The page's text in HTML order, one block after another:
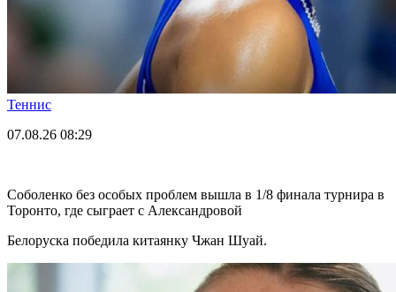
Теннис
07.08.26 08:29
Соболенко без особых проблем вышла в 1/8 финала турнира в
Торонто, где сыграет с Александровой
Белоруска победила китаянку Чжан Шуай.